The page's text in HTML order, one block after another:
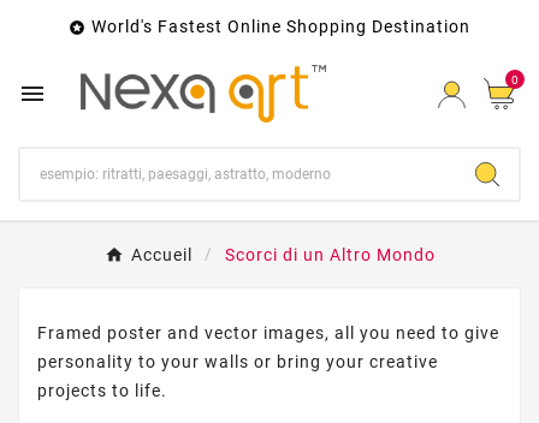
 World's Fastest Online Shopping Destination
 0
Accueil Scorci di un Altro Mondo
Framed poster and vector images, all you need to give
personality to your walls or bring your creative
projects to life.